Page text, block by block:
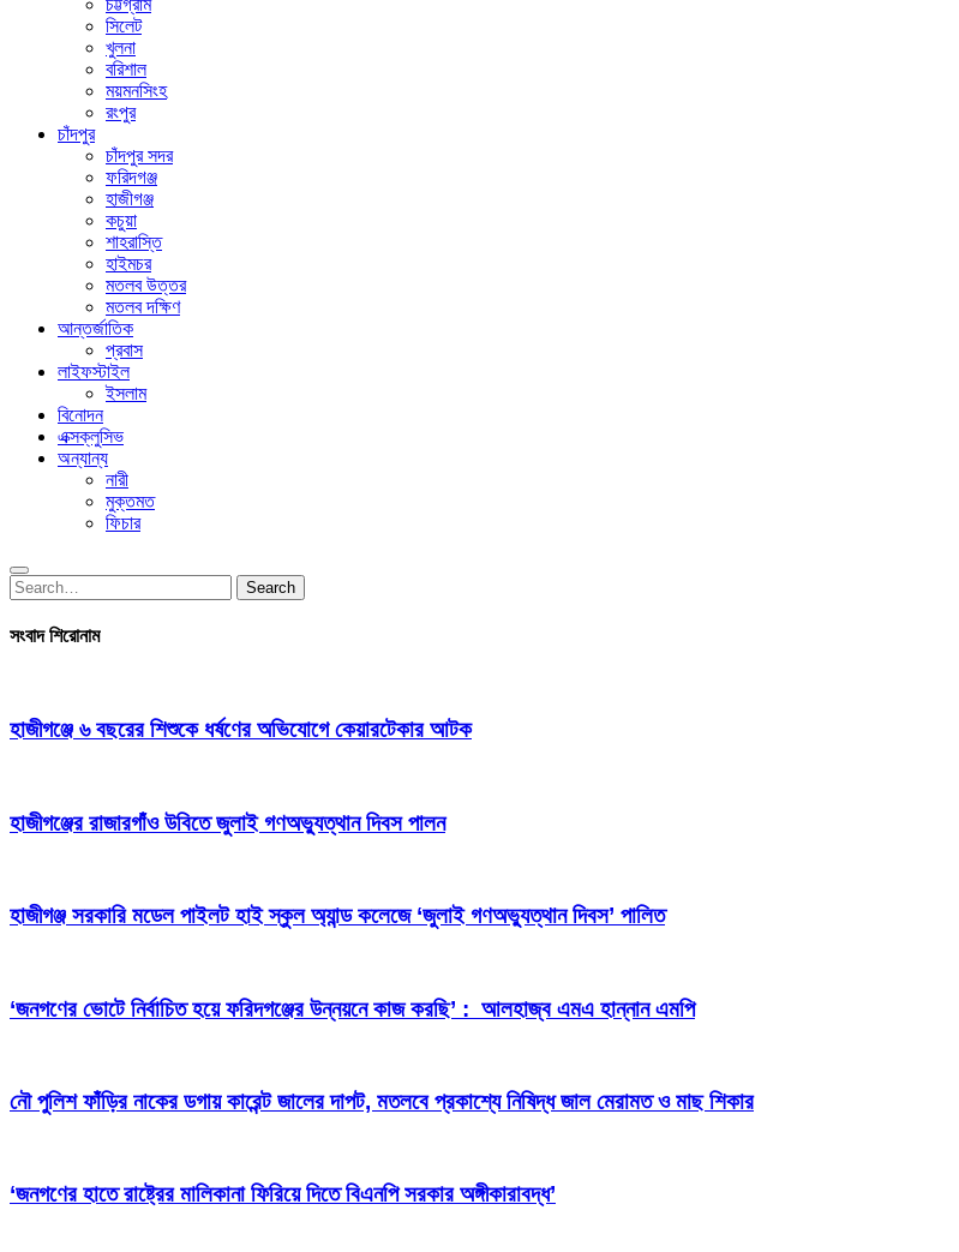
চট্টগ্রাম
সিলেট
খুলনা
বরিশাল
ময়মনসিংহ
রংপুর
চাঁদপুর
চাঁদপুর সদর
ফরিদগঞ্জ
হাজীগঞ্জ
কচুয়া
শাহরাস্তি
হাইমচর
মতলব উত্তর
মতলব দক্ষিণ
আন্তর্জাতিক
প্রবাস
লাইফস্টাইল
ইসলাম
বিনোদন
এক্সক্লুসিভ
অন্যান্য
নারী
মুক্তমত
ফিচার
Search
for:
Search
সংবাদ শিরোনাম
হাজীগঞ্জে ৬ বছরের শিশুকে ধর্ষণের অভিযোগে কেয়ারটেকার আটক
হাজীগঞ্জের রাজারগাঁও উবিতে জুলাই গণঅভ্যুত্থান দিবস পালন
হাজীগঞ্জ সরকারি মডেল পাইলট হাই স্কুল অ্যান্ড কলেজে ‘জুলাই গণঅভ্যুত্থান দিবস’ পালিত
‘জনগণের ভোটে নির্বাচিত হয়ে ফরিদগঞ্জের উন্নয়নে কাজ করছি’ : আলহাজ্ব এমএ হান্নান এমপি
নৌ পুলিশ ফাঁড়ির নাকের ডগায় কারেন্ট জালের দাপট, মতলবে প্রকাশ্যে নিষিদ্ধ জাল মেরামত ও মাছ শিকার
‘জনগণের হাতে রাষ্ট্রের মালিকানা ফিরিয়ে দিতে বিএনপি সরকার অঙ্গীকারাবদ্ধ’